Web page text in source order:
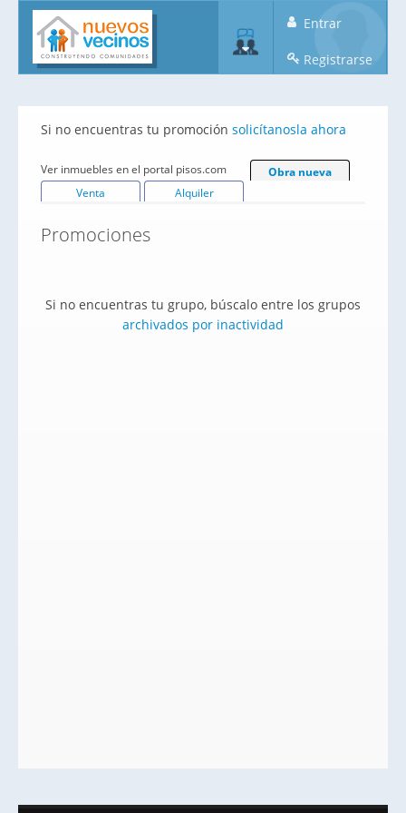
Entrar
Registrarse
Si no encuentras tu promoción solicítanosla ahora
Ver inmuebles en el portal pisos.com
Obra nueva
Venta
Alquiler
Promociones
Si no encuentras tu grupo, búscalo entre los grupos
archivados por inactividad